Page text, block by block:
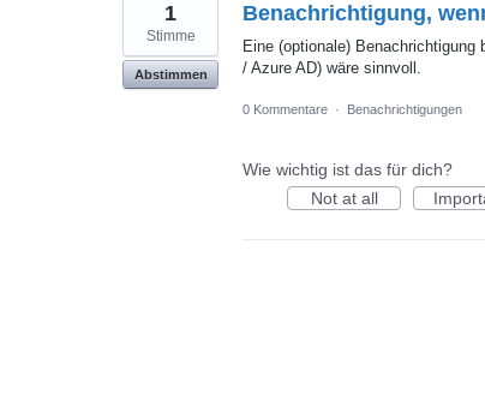
Benachrichtigung,
Eine (optionale)
/ Azure AD) wäre sinnvoll.
1
Stimme
Abstimmen
0 Kommentare · Benachrichtigungen
Wie wichtig ist das für dich?
Not at all